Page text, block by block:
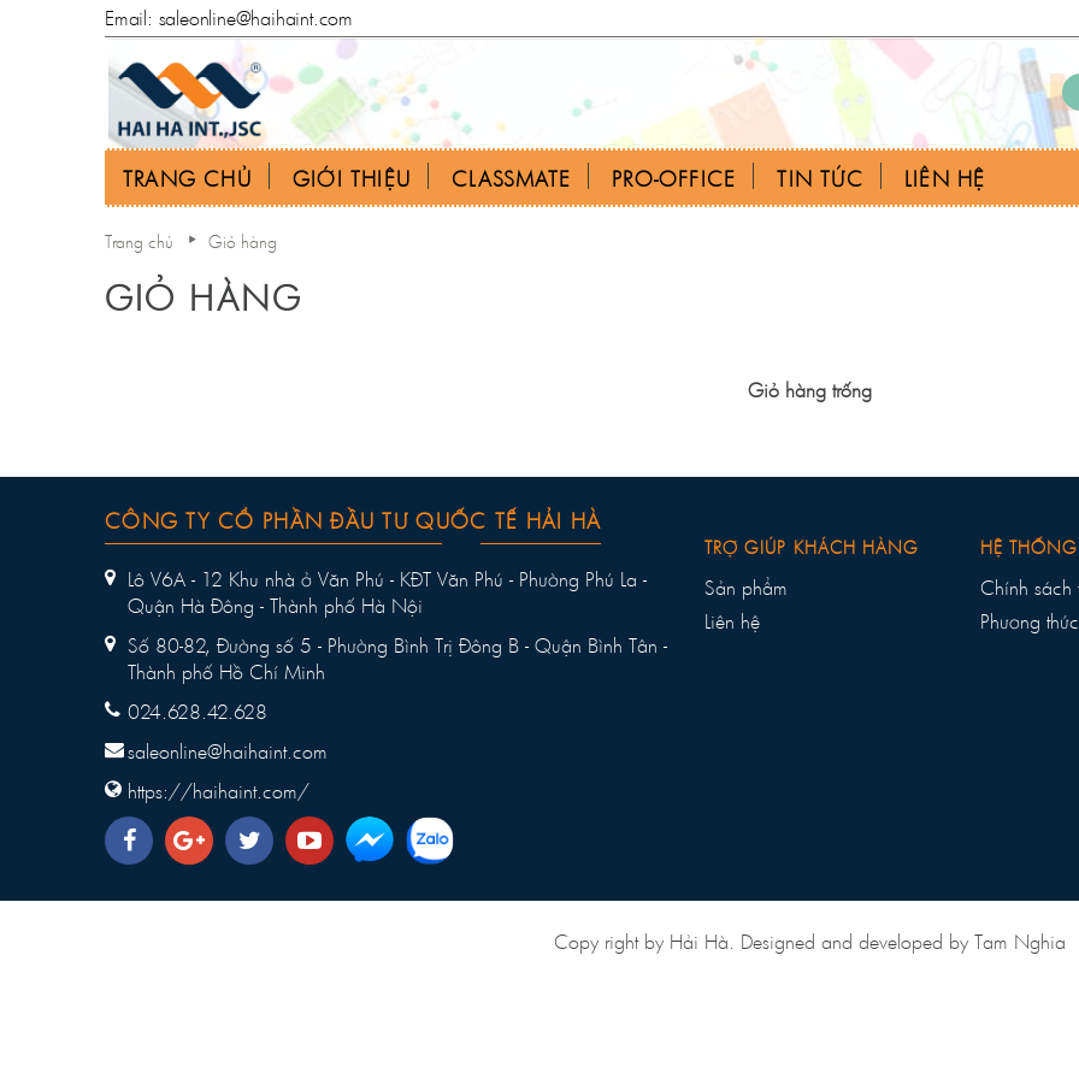
Email: saleonline@haihaint.com
TRANG CHỦ GIỚI THIỆU CLASSMATE PRO-OFFICE TIN TỨC LIÊN HỆ
Trang chủ Giỏ hàng
GIỎ HÀNG
Giỏ hàng trống
CÔNG TY CỔ PHẦN ĐẦU TƯ QUỐC TẾ HẢI HÀ
Lô V6A - 12 Khu nhà ở Văn Phú - KĐT Văn Phú - Phường Phú La -
Quận Hà Đông - Thành phố Hà Nội
Số 80-82, Đường số 5 - Phường Bình Trị Đông B - Quận Bình Tân -
Thành phố Hồ Chí Minh
024.628.42.628
saleonline@haihaint.com
https://haihaint.com/
TRỢ GIÚP KHÁCH HÀNG
Sản phẩm
Liên hệ
HỆ
Chính sách
Phương
Copy right by Hải Hà. Designed and developed by Tam Nghia